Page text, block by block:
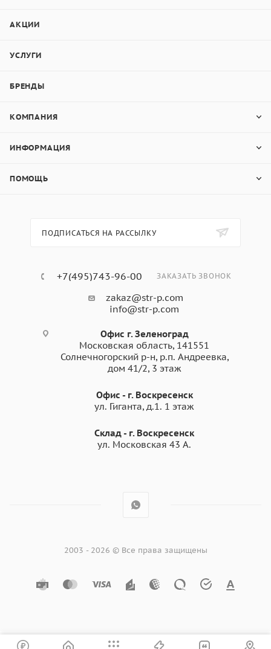
АКЦИИ
УСЛУГИ
БРЕНДЫ
КОМПАНИЯ
ИНФОРМАЦИЯ
ПОМОЩЬ
ПОДПИСАТЬСЯ НА РАССЫЛКУ
+7(495)743-96-00 ЗАКАЗАТЬ ЗВОНОК
zakaz@str-p.com
info@str-p.com
Офис г. Зеленоград
Московская область, 141551
Солнечногорский р-н, р.п. Андреевка,
дом 41/2, 3 этаж
Офис - г. Воскресенск
ул. Гиганта, д.1. 1 этаж
Склад - г. Воскресенск
ул. Московская 43 А.
2003 - 2026 © Все права защищены